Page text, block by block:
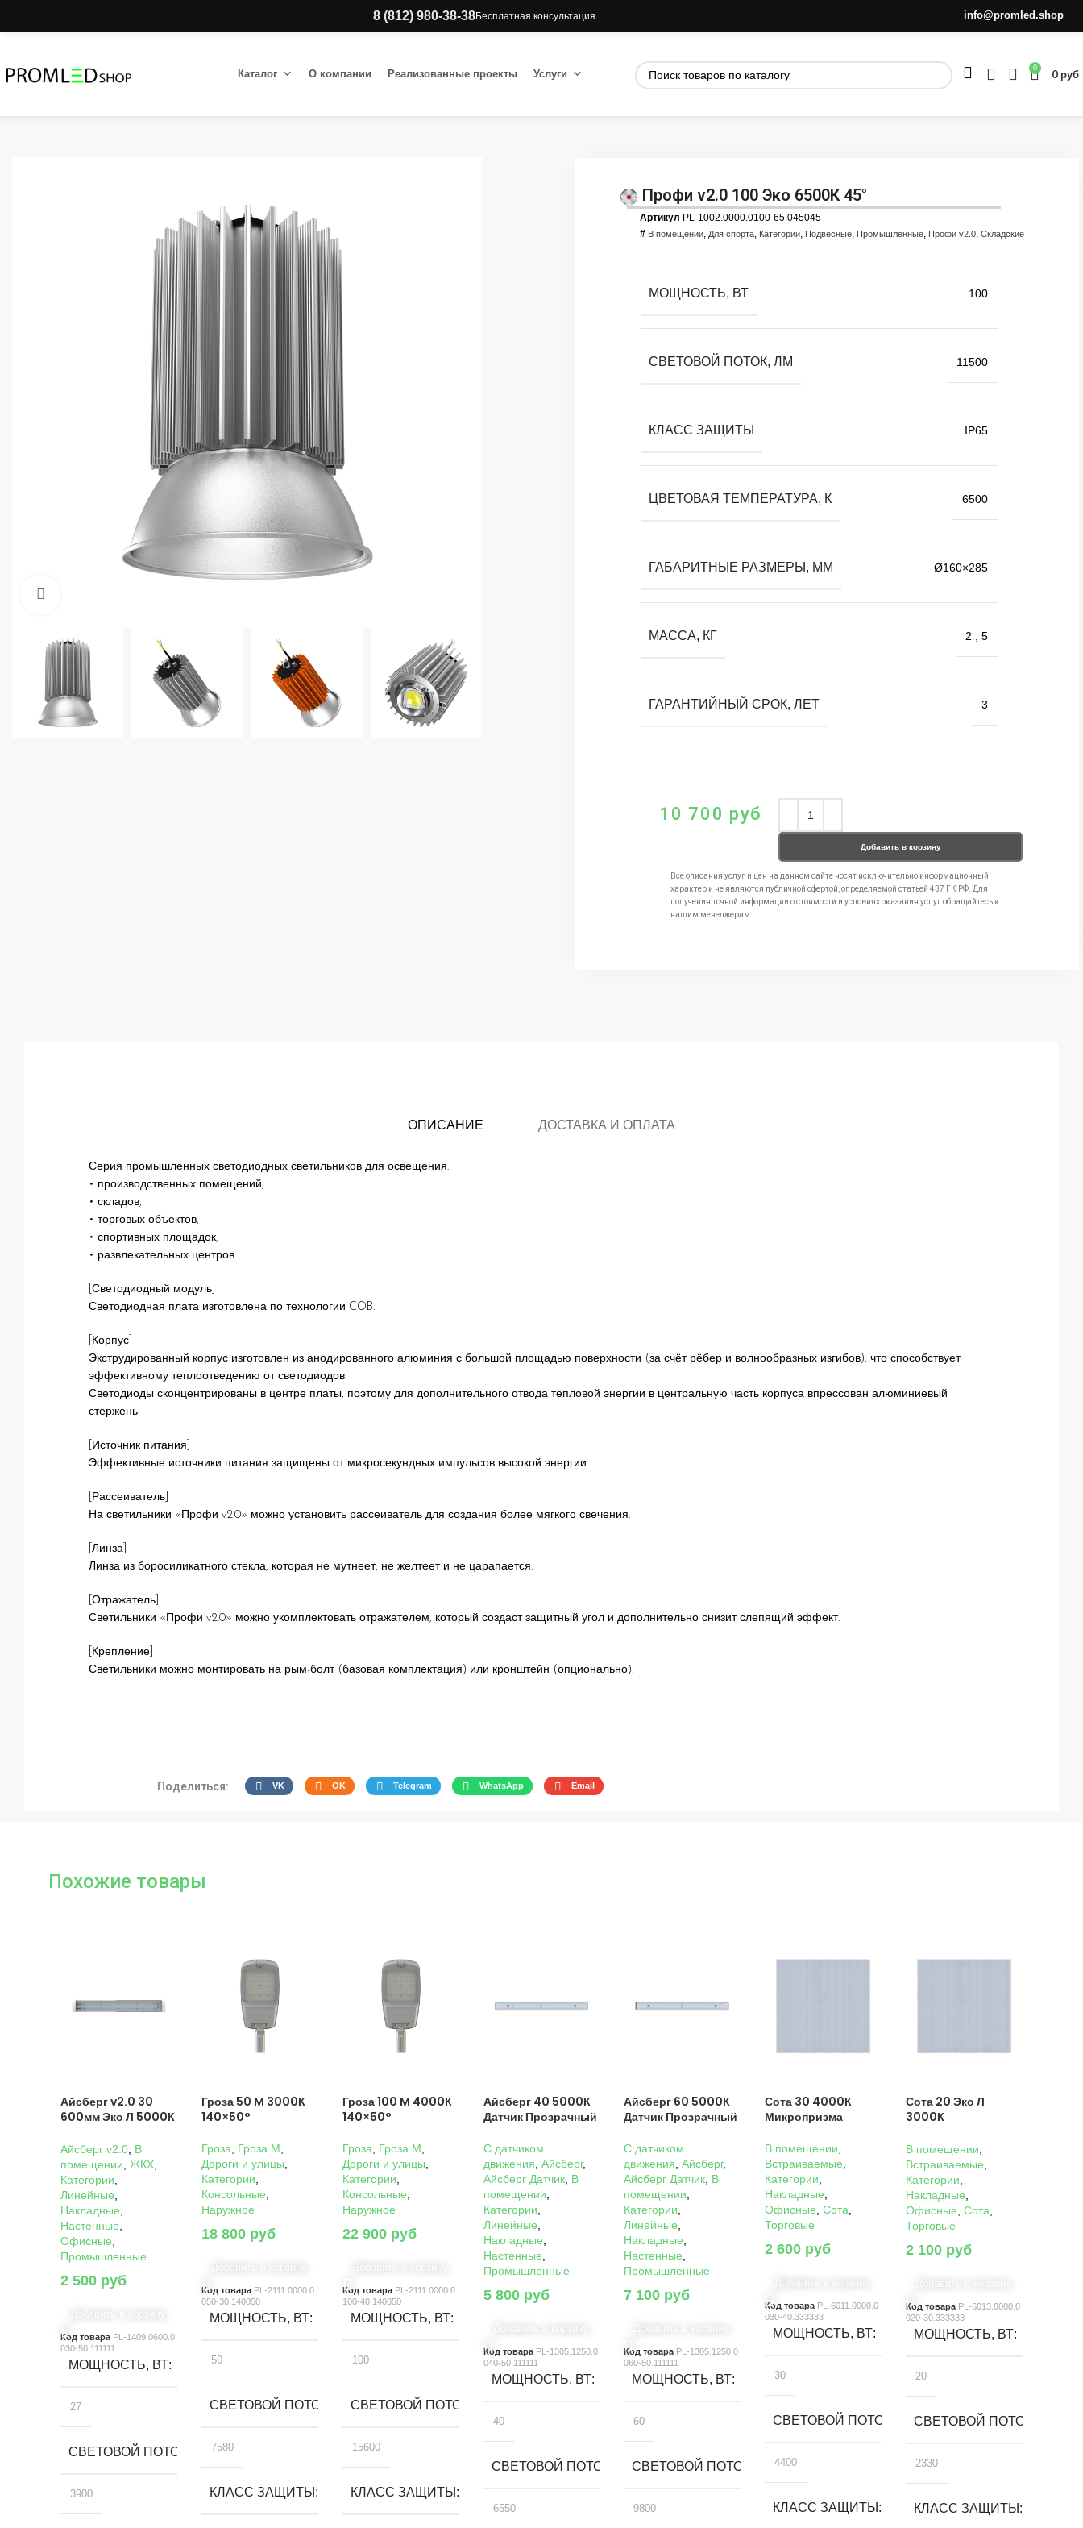
8 (812) 980-38-38Бесплатная консультация info@promled.shop
Каталог О компании Реализованные проекты Услуги 0 0руб
Профи v2.0 100 Эко 6500К 45°
Артикул PL-1002.0000.0100-65.045045
# В помещении Для спорта Категории Подвесные Промышленные Профи v2.0 ,Складские
МОЩНОСТЬ, ВТ 100
СВЕТОВОЙ ПОТОК, ЛМ 11500
КЛАСС ЗАЩИТЫ IP65
ЦВЕТОВАЯ ТЕМПЕРАТУРА, К 6500
ГАБАРИТНЫЕ РАЗМЕРЫ, ММ Ø160×285
МАССА, КГ 2 ,5
ГАРАНТИЙНЫЙ СРОК, ЛЕТ 3
10 700 руб
Добавить в корзину
Все описания услуг и цен на данном сайте носят исключительно информационный
характер и не являются публичной офертой, определяемой статьей 437 ГК РФ. Для
получения точной информации о стоимости и условиях оказания услуг обращайтесь к
нашим менеджерам.
ОПИСАНИЕ ДОСТАВКА И ОПЛАТА
Серия промышленных светодиодных светильников для освещения:
• производственных помещений,
• складов,
• торговых объектов,
• спортивных площадок,
• развлекательных центров.
[Светодиодный модуль]
Светодиодная плата изготовлена по технологии COB.
[Корпус]
Экструдированный корпус изготовлен из анодированного алюминия с большой площадью поверхности (за счёт рёбер и волнообразных изгибов), что способствует
эффективному теплоотведению от светодиодов.
Светодиоды сконцентрированы в центре платы, поэтому для дополнительного отвода тепловой энергии в центральную часть корпуса впрессован алюминиевый
стержень.
[Источник питания]
Эффективные источники питания защищены от микросекундных импульсов высокой энергии.
[Рассеиватель]
На светильники «Профи v2.0» можно установить рассеиватель для создания более мягкого свечения.
[Линза]
Линза из боросиликатного стекла, которая не мутнеет, не желтеет и не царапается.
[Отражатель]
Светильники «Профи v2.0» можно укомплектовать отражателем, который создаст защитный угол и дополнительно снизит слепящий эффект.
[Крепление]
Светильники можно монтировать на рым-болт (базовая комплектация) или кронштейн (опционально).
Поделиться: VK OK Telegram WhatsApp Email
Похожие товары
Айсберг v2.0 30
600мм Эко Л 5000К
Айсберг v2.0 В
помещении ЖКХ
Категории
Линейные
Накладные
Настенные
Офисные
Промышленные
2 500 руб
Код товара PL-1409.0600.0
030-50.111111
МОЩНОСТЬ, ВТ
27
СВЕТОВОЙ ПОТОК, ЛМ
3900
Гроза 50 M 3000К
140×50°
Гроза Гроза M
Дороги и улицы
Категории
Консольные
Наружное
18 800 руб
Код товара PL-2111.0000.0
050-30.140050
МОЩНОСТЬ, ВТ
50
СВЕТОВОЙ ПОТОК, ЛМ
7580
КЛАСС ЗАЩИТЫ
Гроза 100 M 4000К
140×50°
Гроза Гроза M
Дороги и улицы
Категории
Консольные
Наружное
22 900 руб
Код товара PL-2111.0000.0
100-40.140050
МОЩНОСТЬ, ВТ
100
СВЕТОВОЙ ПОТОК, ЛМ
15600
КЛАСС ЗАЩИТЫ
Айсберг 40 5000К
Датчик Прозрачный
C датчиком
движения Айсберг,
Айсберг Датчик, В
помещении
Категории
Линейные
Накладные
Настенные
Промышленные
5 800 руб
Код товара PL-1305.1250.0
040-50.111111
МОЩНОСТЬ, ВТ
40
СВЕТОВОЙ ПОТОК, ЛМ
6550
Айсберг 60 5000К
Датчик Прозрачный
C датчиком
движения ,Айсберг,
Айсберг Датчик В
помещении
Категории
Линейные
Накладные
Настенные
Промышленные
7 100 руб
Код товара PL-1305.1250.0
060-50.111111
МОЩНОСТЬ, ВТ
60
СВЕТОВОЙ ПОТОК, ЛМ
9800
Сота 30 4000К
Микропризма
В помещении
Встраиваемые
Категории
Накладные
Офисные ,Сота
Торговые
2 600 руб
Код товара PL-6011.0000.0
030-40.333333
МОЩНОСТЬ, ВТ
30
СВЕТОВОЙ ПОТОК, ЛМ
4400
КЛАСС ЗАЩИТЫ
Сота 20 Эко Л
3000К
В помещении
Встраиваемые
Категории
Накладные
Офисные ,Сота
Торговые
2 100 руб
Код товара PL-6013.0000.0
020-30.333333
МОЩНОСТЬ, ВТ
20
СВЕТОВОЙ ПОТОК, ЛМ
2330
КЛАСС ЗАЩИТЫ